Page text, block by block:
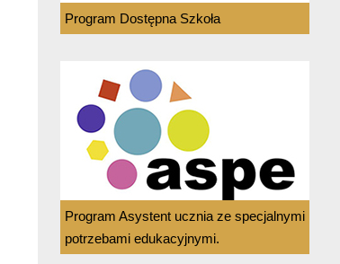
Program Dostępna Szkoła
Program Asystent ucznia ze specjalnymi
potrzebami edukacyjnymi.